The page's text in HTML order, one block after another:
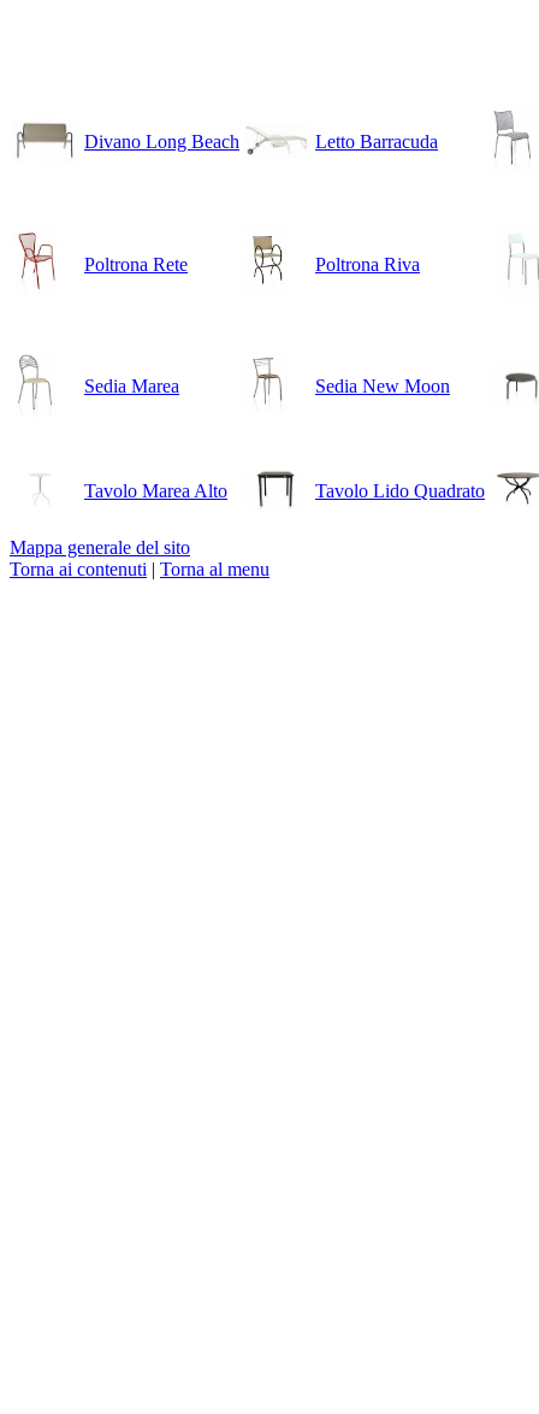
Divano Long Beach Letto Barracuda
Poltrona Rete Poltrona Riva
Sedia Marea Sedia New Moon
Tavolo Marea Alto Tavolo Lido Quadrato
Mappa generale del sito
Torna ai contenuti | Torna al menu